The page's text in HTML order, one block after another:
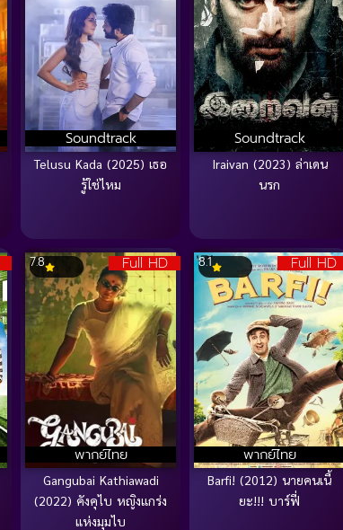
Soundtrack
Telusu Kada (2025) เธอ
รู้ใช่ไหม
Soundtrack
Iraivan (2023) ล่าเดน
นรก
Full HD
พากย์ไทย
7.8
Gangubai Kathiawadi
(2022) คังคุไบ หญิงแกร่ง
แห่งมุมไบ
Full HD
พากย์ไทย
8.1
Barfi! (2012) นายคนเนี้
ยะ!!! บาร์ฟี่